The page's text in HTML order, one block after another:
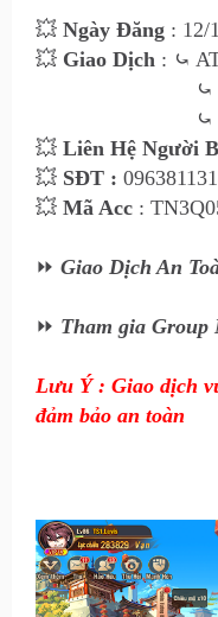
💥 Ngày Đăng : 12/
💥 Giao Dịch : ⤿
⤿
⤿
💥 Liên Hệ Người
💥 SĐT :
💥 Mã Acc :
⏩ Giao Dịch An
⏩ Tham gia Group
Lưu Ý : Giao dịch
đảm bảo an toàn